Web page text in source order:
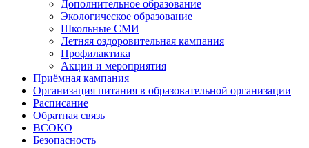
Дополнительное образование
Экологическое образование
Школьные СМИ
Летняя оздоровительная кампания
Профилактика
Акции и мероприятия
Приёмная кампания
Организация питания в образовательной организации
Расписание
Обратная связь
ВСОКО
Безопасность